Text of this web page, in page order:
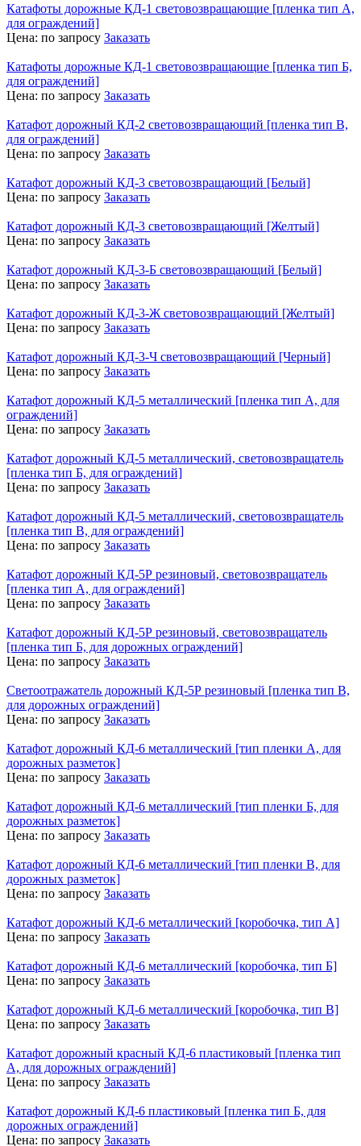
Катафоты дорожные КД-1 световозвращающие [пленка тип А,
для ограждений]
Цена: по запросу Заказать
Катафоты дорожные КД-1 световозвращающие [пленка тип Б,
для ограждений]
Цена: по запросу Заказать
Катафот дорожный КД-2 световозвращающий [пленка тип В,
для ограждений]
Цена: по запросу Заказать
Катафот дорожный КД-3 световозвращающий [Белый]
Цена: по запросу Заказать
Катафот дорожный КД-3 световозвращающий [Желтый]
Цена: по запросу Заказать
Катафот дорожный КД-3-Б световозвращающий [Белый]
Цена: по запросу Заказать
Катафот дорожный КД-3-Ж световозвращающий [Желтый]
Цена: по запросу Заказать
Катафот дорожный КД-3-Ч световозвращающий [Черный]
Цена: по запросу Заказать
Катафот дорожный КД-5 металлический [пленка тип А, для
ограждений]
Цена: по запросу Заказать
Катафот дорожный КД-5 металлический, световозвращатель
[пленка тип Б, для ограждений]
Цена: по запросу Заказать
Катафот дорожный КД-5 металлический, световозвращатель
[пленка тип В, для ограждений]
Цена: по запросу Заказать
Катафот дорожный КД-5Р резиновый, световозвращатель
[пленка тип А, для ограждений]
Цена: по запросу Заказать
Катафот дорожный КД-5Р резиновый, световозвращатель
[пленка тип Б, для дорожных ограждений]
Цена: по запросу Заказать
Светоотражатель дорожный КД-5Р резиновый [пленка тип В,
для дорожных ограждений]
Цена: по запросу Заказать
Катафот дорожный КД-6 металлический [тип пленки А, для
дорожных разметок]
Цена: по запросу Заказать
Катафот дорожный КД-6 металлический [тип пленки Б, для
дорожных разметок]
Цена: по запросу Заказать
Катафот дорожный КД-6 металлический [тип пленки В, для
дорожных разметок]
Цена: по запросу Заказать
Катафот дорожный КД-6 металлический [коробочка, тип А]
Цена: по запросу Заказать
Катафот дорожный КД-6 металлический [коробочка, тип Б]
Цена: по запросу Заказать
Катафот дорожный КД-6 металлический [коробочка, тип В]
Цена: по запросу Заказать
Катафот дорожный красный КД-6 пластиковый [пленка тип
А, для дорожных ограждений]
Цена: по запросу Заказать
Катафот дорожный КД-6 пластиковый [пленка тип Б, для
дорожных ограждений]
Цена: по запросу Заказать